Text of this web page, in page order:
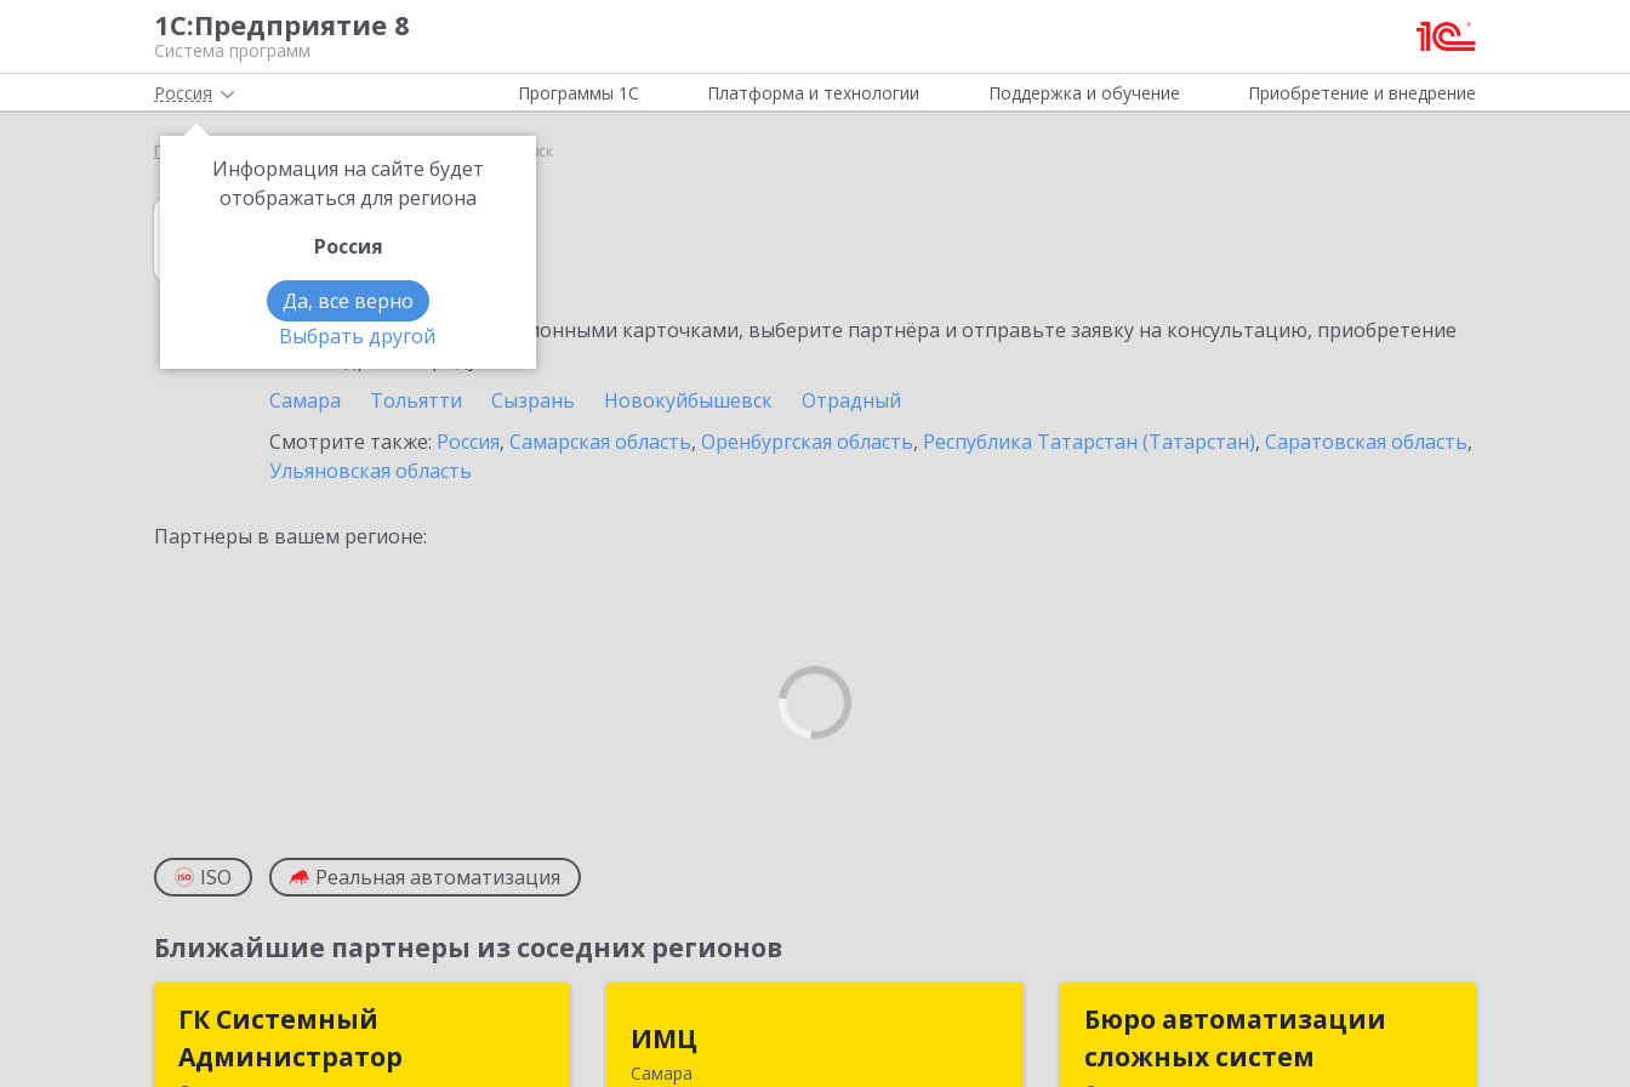
1С:Предприятие 8
Система программ
Россия
Информация на сайте будет
отображаться для региона
Россия
Да, все верно
Выбрать другой
Программы 1С Платформа и технологии Поддержка и обучение Приобретение и внедрение
Главная Чапаевск
1С:Гаражи
в Чапаевске
Ознакомьтесь с информационными карточками, выберите партнёра и отправьте заявку на консультацию, приобретение
Самара
Тольятти Сызрань Новокуйбышевск
Отрадный
Смотрите также: Россия, Самарская область, Оренбургская область, Республика Татарстан (Татарстан), Саратовская область,
Ульяновская область
Партнеры в вашем регионе:
ISO Реальная автоматизация
Ближайшие партнеры из соседних регионов
ГК Системный
Администратор
ГК Системный
Администратор
ИМЦ
Самара443010, Самарская обл, Самара г,
Бюро автоматизации
сложных систем
Бюро автоматизации
сложных систем